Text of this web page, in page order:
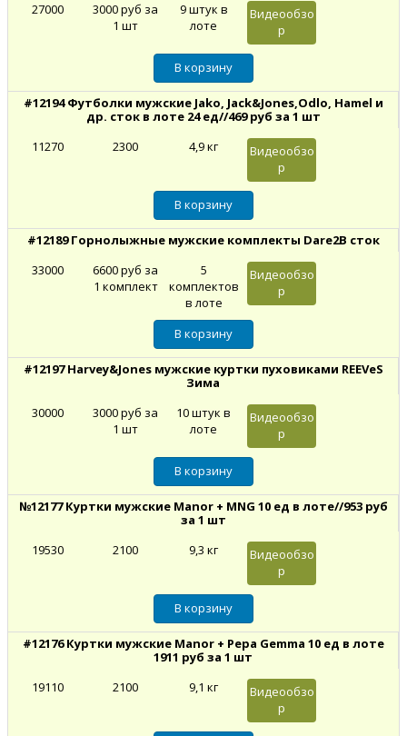
27000
3000 руб за
1 шт
9 штук в
лоте
Видеообзо
р
#12194 Футболки мужские Jako, Jack&Jones,Odlo, Hamel и
др. сток в лоте 24 ед//469 руб за 1 шт
11270
2300 4,9 кг
Видеообзо
р
#12189 Горнолыжные мужские комплекты Dare2B сток
33000
6600 руб за
1 комплект
5
комплектов
в лоте
Видеообзо
р
#12197 Harvey&Jones мужские куртки пуховиками REEVeS
Зима
30000
3000 руб за
1 шт
10 штук в
лоте
Видеообзо
р
№12177 Куртки мужские Manor + MNG 10 ед в лоте//953 руб
за 1 шт
19530
2100 9,3 кг
Видеообзо
р
#12176 Куртки мужские Manor + Pepa Gemma 10 ед в лоте
1911 руб за 1 шт
19110
2100 9,1 кг
Видеообзо
р